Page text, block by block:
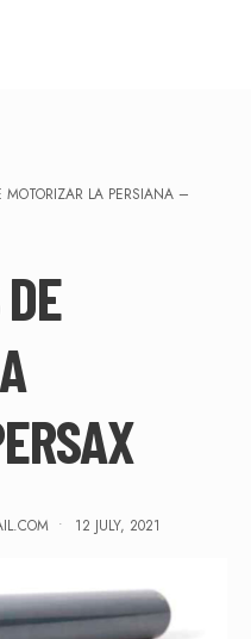
MOTORIZAR LA PERSIANA –
• 12 JULY, 2021